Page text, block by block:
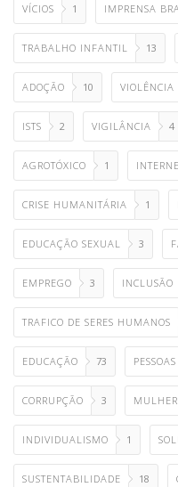
VÍCIOS 1 IMPRENSA
TRABALHO INFANTIL 13
ADOÇÃO 10 VIOLÊNCIA
ISTS 2 VIGILÂNCIA 4
AGROTÓXICO 1
CRISE HUMANITÁRIA 1
EDUCAÇÃO SEXUAL 3
EMPREGO 3 INCLUSÃO
TRAFICO DE SERES HUMANOS
EDUCAÇÃO 73
CORRUPÇÃO 3 MULHER
INDIVIDUALISMO 1
SUSTENTABILIDADE 18